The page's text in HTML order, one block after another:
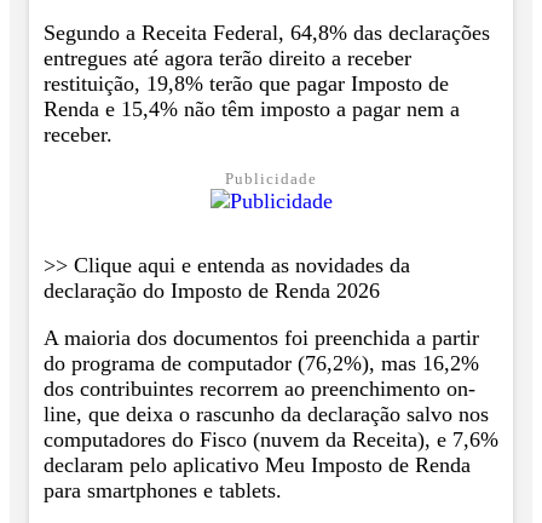
Segundo a Receita Federal, 64,8% das declarações
entregues até agora terão direito a receber
restituição, 19,8% terão que pagar Imposto de
Renda e 15,4% não têm imposto a pagar nem a
receber.
Publicidade
>> Clique aqui e entenda as novidades da
declaração do Imposto de Renda 2026
A maioria dos documentos foi preenchida a partir
do programa de computador (76,2%), mas 16,2%
dos contribuintes recorrem ao preenchimento on-
line, que deixa o rascunho da declaração salvo nos
computadores do Fisco (nuvem da Receita), e 7,6%
declaram pelo aplicativo Meu Imposto de Renda
para smartphones e tablets.